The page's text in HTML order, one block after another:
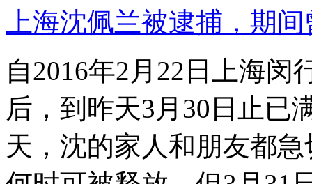
上海沈佩兰被逮捕，期
自2016年2月22日上海
后，到昨天3月30日止已
天，沈的家人和朋友都